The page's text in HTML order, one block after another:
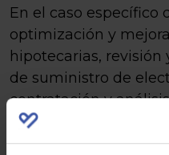
En el caso específico
optimización y
hipotecarias,
de suministro de
contratación y
planificación de la
solicitud de